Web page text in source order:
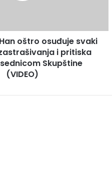
oštro osuđuje svaki
i pritiska
Skupštine
(VIDEO)